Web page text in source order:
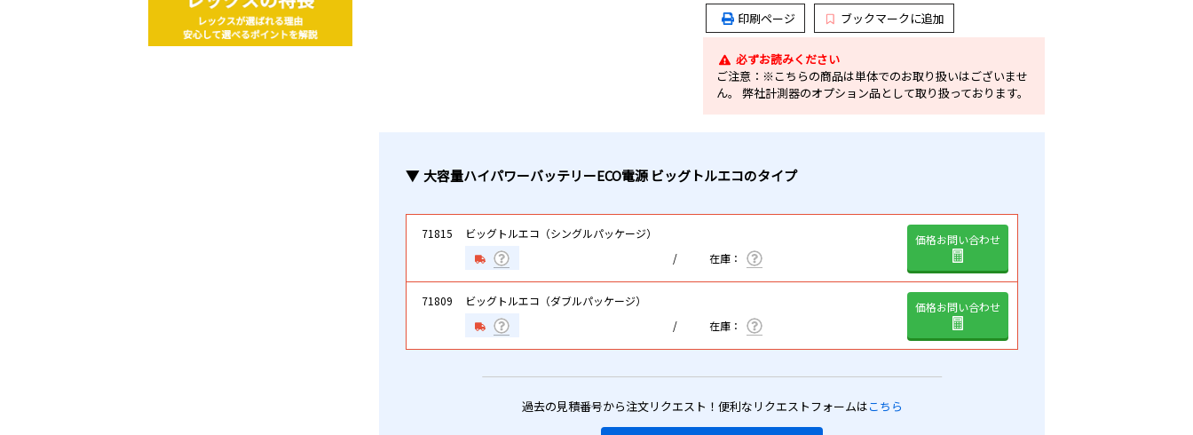
印刷ページ ブックマークに追加
必ずお読みください
ご注意：※こちらの商品は単体でのお取り扱いはございませ
ん。 弊社計測器のオプション品として取り扱っております。
大容量ハイパワーバッテリーECO電源 ビッグトルエコのタイプ
71815 ビッグトルエコ（シングルパッケージ） 価格お問い合わせ
71809 ビッグトルエコ（ダブルパッケージ） 価格お問い合わせ
過去の見積番号から注文リクエスト！便利なリクエストフォームはこちら